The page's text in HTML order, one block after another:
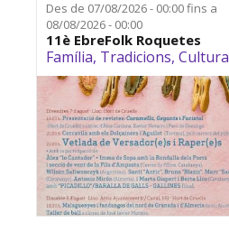
Des de 07/08/2026 - 00:00fins a
08/08/2026 - 00:00
11è EbreFolk Roquetes
Família, Tradicions,Cultura